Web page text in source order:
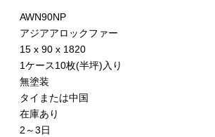
AWN90NP
アジアアロックファー
15 x 90 x 1820
1ケース10枚(半坪)入り
無塗装
タイまたは中国
在庫あり
2～3日